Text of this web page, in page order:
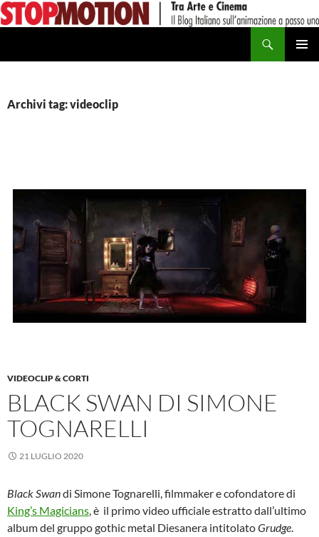
Vai
al
Archivi tag: videoclip
VIDEOCLIP & CORTI
BLACK SWAN DI SIMONE
TOGNARELLI
21 LUGLIO 2020
Black Swandi Simone Tognarelli, filmmaker e cofondatore di
King’s Magicians, è il primo video ufficiale estratto dall’ultimo
album del gruppo gothic metal Diesanera intitolatoGrudge.